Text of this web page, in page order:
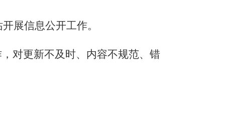
展信息公开工作。
对更新不及时、内容不规范、错